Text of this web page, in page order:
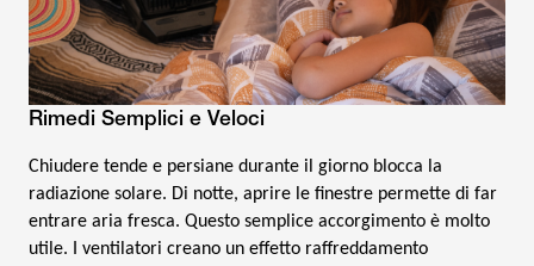
Rimedi Semplici e Veloci
Chiudere tende e persiane durante il giorno blocca la
radiazione solare. Di notte, aprire le finestre permette di far
entrare aria fresca. Questo semplice accorgimento è molto
utile. I ventilatori creano un effetto raffreddamento